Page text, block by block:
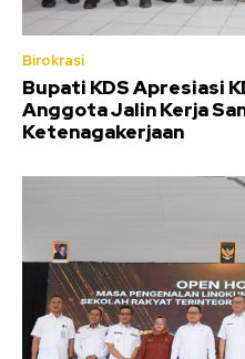
Birokrasi
Bupati KDS Apresiasi
Anggota Jalin Kerja
Ketenagakerjaan